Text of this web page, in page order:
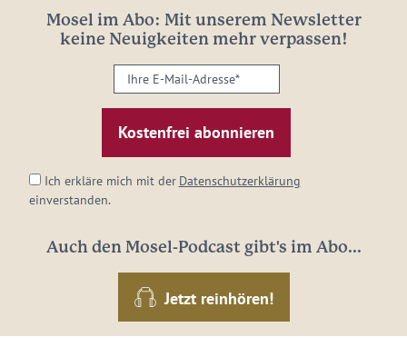
Mosel im Abo: Mit unserem Newsletter
keine Neuigkeiten mehr verpassen!
Ihre
E-
Mail-
Adresse:
Ich erkläre mich mit der Datenschutzerklärung
einverstanden.
Auch den Mosel-Podcast gibt's im Abo...
Jetzt reinhören!